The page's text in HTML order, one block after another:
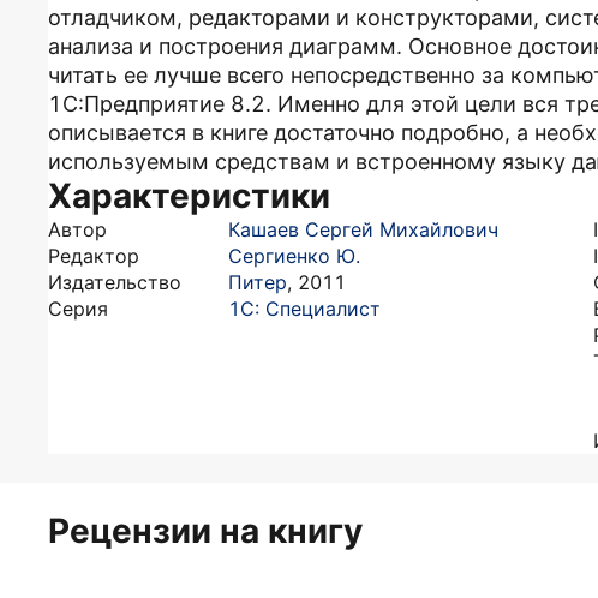
отладчиком, редакторами и конструкторами,
анализа и построения диаграмм. Основное
читать ее лучше всего непосредственно за
1С:Предприятие 8.2. Именно для этой цели вся
описывается в книге достаточно подробно, а
используемым средствам и встроенному языку
Характеристики
Автор
Кашаев Сергей Михайлович
Редактор
Сергиенко Ю.
Издательство
Питер, 2011
Серия
1С: Специалист
Рецензии на книгу